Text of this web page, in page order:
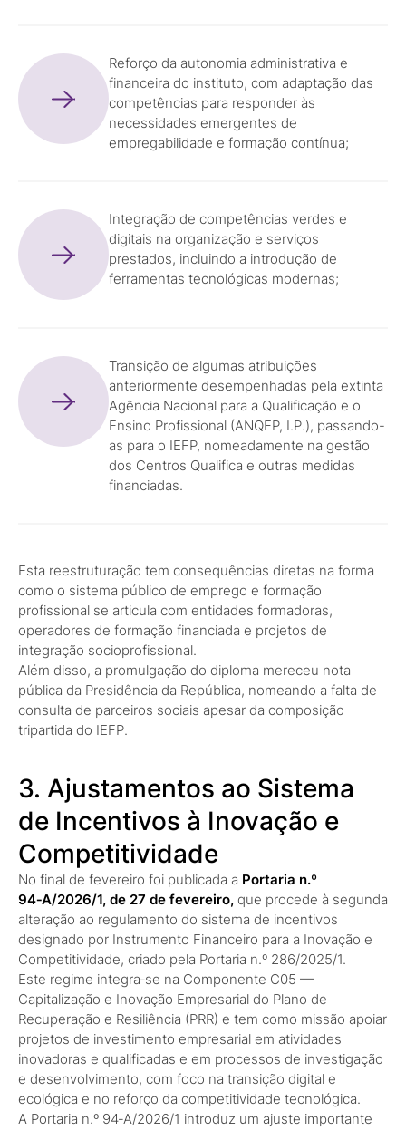
Reforço da autonomia administrativa e
financeira do instituto, com adaptação das
competências para responder às
necessidades emergentes de
empregabilidade e formação contínua;
Integração de competências verdes e
digitais na organização e serviços
prestados, incluindo a introdução de
ferramentas tecnológicas modernas;
Transição de algumas atribuições
anteriormente desempenhadas pela extinta
Agência Nacional para a Qualificação e o
Ensino Profissional (ANQEP, I.P.), passando-
as para o IEFP, nomeadamente na gestão
dos Centros Qualifica e outras medidas
financiadas.
Esta reestruturação tem consequências diretas na forma
como o sistema público de emprego e formação
profissional se articula com entidades formadoras,
operadores de formação financiada e projetos de
integração socioprofissional.
Além disso, a promulgação do diploma mereceu nota
pública da Presidência da República, nomeando a falta de
consulta de parceiros sociais apesar da composição
tripartida do IEFP.
3. Ajustamentos ao Sistema
de Incentivos à Inovação e
Competitividade
No final de fevereiro foi publicada a Portaria n.º
94‑A/2026/1, de 27 de fevereiro, que procede à segunda
alteração ao regulamento do sistema de incentivos
designado por Instrumento Financeiro para a Inovação e
Competitividade, criado pela Portaria n.º 286/2025/1.
Este regime integra‑se na Componente C05 —
Capitalização e Inovação Empresarial do Plano de
Recuperação e Resiliência (PRR) e tem como missão apoiar
projetos de investimento empresarial em atividades
inovadoras e qualificadas e em processos de investigação
e desenvolvimento, com foco na transição digital e
ecológica e no reforço da competitividade tecnológica.
A Portaria n.º 94‑A/2026/1 introduz um ajuste importante